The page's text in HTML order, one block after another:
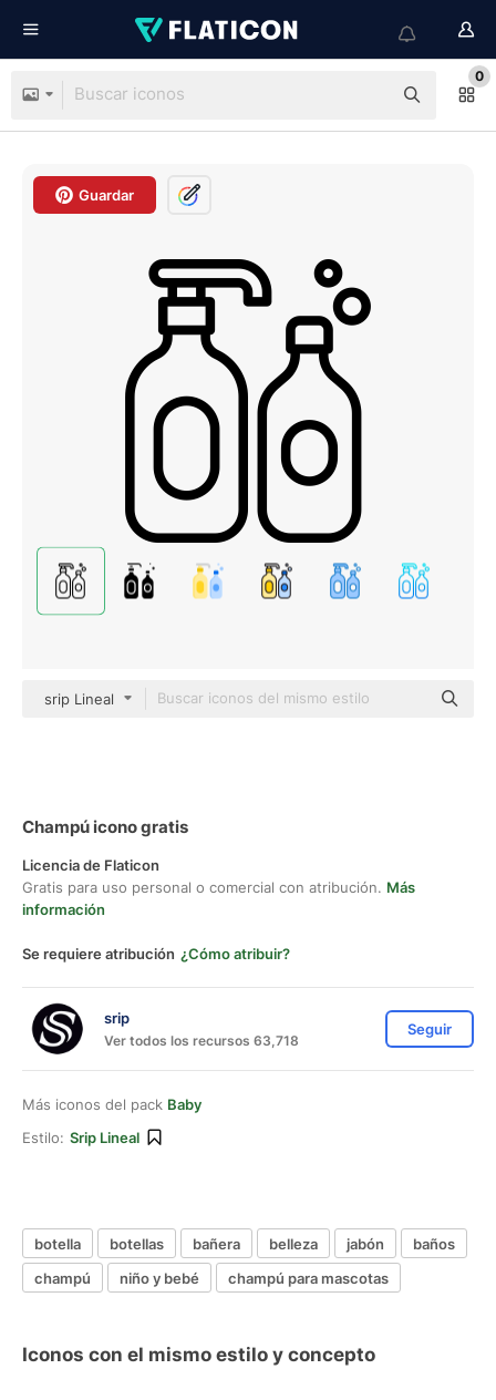
0
Guardar
srip Lineal
Champú icono gratis
Licencia de Flaticon
Gratis para uso personal o comercial con atribución. Más
información
Se requiere atribución ¿Cómo atribuir?
srip
Ver todos los recursos 63,718
Seguir
Más iconos del pack Baby
Estilo: Srip Lineal
botella botellas bañera belleza jabón
baños
champú
niño y bebé champú para mascotas
Iconos con el mismo estilo y concepto